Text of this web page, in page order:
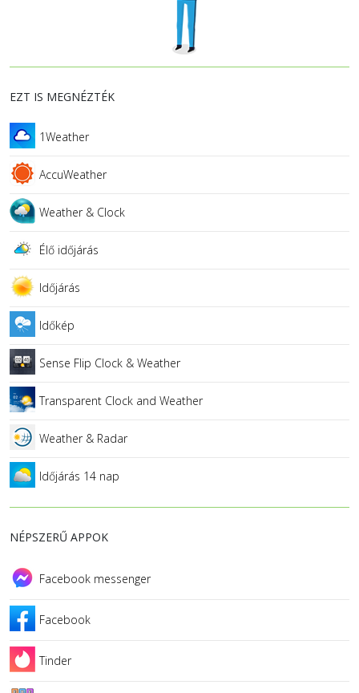
EZT IS MEGNÉZTÉK
1Weather
AccuWeather
Weather & Clock
Élő időjárás
Időjárás
Időkép
Sense Flip Clock & Weather
Transparent Clock and Weather
Weather & Radar
Időjárás 14 nap
NÉPSZERŰ APPOK
Facebook messenger
Facebook
Tinder